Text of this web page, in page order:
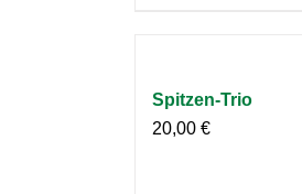
Spitzen-Trio
20,00 €